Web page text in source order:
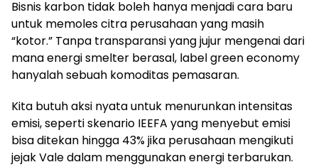
Bisnis karbon tidak boleh hanya menjadi cara baru
untuk memoles citra perusahaan yang masih
“kotor.” Tanpa transparansi yang jujur mengenai dari
mana energi smelter berasal, label green economy
hanyalah sebuah komoditas pemasaran.
Kita butuh aksi nyata untuk menurunkan intensitas
emisi, seperti skenario IEEFA yang menyebut emisi
bisa ditekan hingga 43% jika perusahaan mengikuti
jejak Vale dalam menggunakan energi terbarukan.